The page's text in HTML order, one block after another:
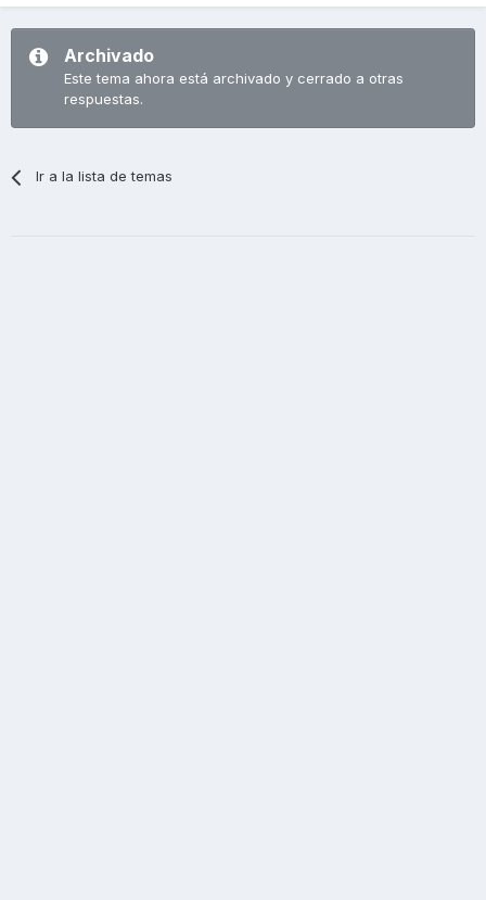
Archivado
Este tema ahora está archivado y cerrado a otras
respuestas.
Ir a la lista de temas